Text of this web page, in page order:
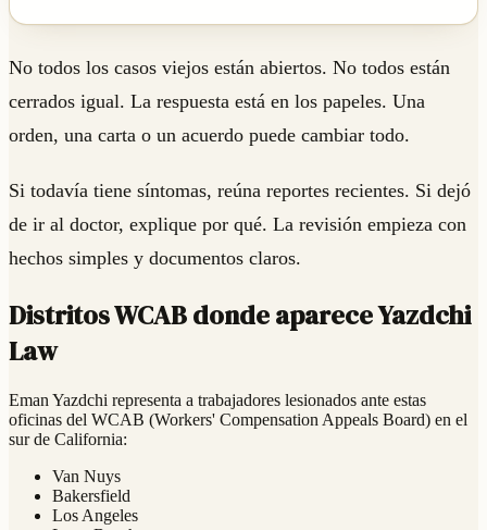
No todos los casos viejos están abiertos. No todos están
cerrados igual. La respuesta está en los papeles. Una
orden, una carta o un acuerdo puede cambiar todo.
Si todavía tiene síntomas, reúna reportes recientes. Si dejó
de ir al doctor, explique por qué. La revisión empieza con
hechos simples y documentos claros.
Distritos WCAB donde aparece Yazdchi
Law
Eman Yazdchi representa a trabajadores lesionados ante estas
oficinas del WCAB (Workers' Compensation Appeals Board) en el
sur de California:
Van Nuys
Bakersfield
Los Angeles